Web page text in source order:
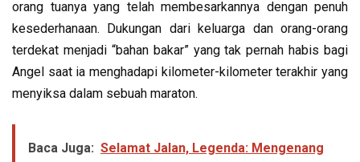
orang tuanya yang telah membesarkannya dengan penuh
kesederhanaan. Dukungan dari keluarga dan orang-orang
terdekat menjadi “bahan bakar” yang tak pernah habis bagi
Angel saat ia menghadapi kilometer-kilometer terakhir yang
menyiksa dalam sebuah maraton.
Baca Juga: Selamat Jalan, Legenda: Mengenang